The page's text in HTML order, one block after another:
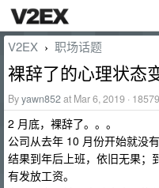
V2EX › 职场话题
裸辞了的心理状态
Byyawn852at Mar 6, 2019 ·
2 月底，裸辞了。。。
公司从去年 10 月份开始就没
结果到年后上班，依旧无果；
有发放工资。